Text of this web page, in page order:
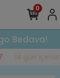
Bedava!
14 gün
0